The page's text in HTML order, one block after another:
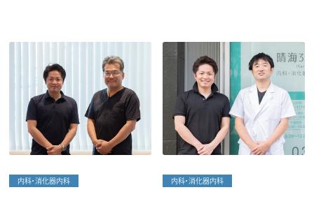
内科・消化器内科 内科・消化器内科